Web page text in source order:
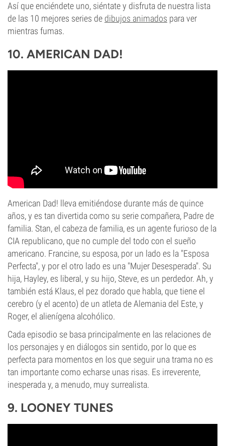
Así que enciéndete uno, siéntate y disfruta de nuestra lista
de las 10 mejores series de dibujos animados para ver
mientras fumas.
10. AMERICAN DAD!
American Dad! lleva emitiéndose durante más de quince
años, y es tan divertida como su serie compañera, Padre de
familia. Stan, el cabeza de familia, es un agente furioso de la
CIA republicano, que no cumple del todo con el sueño
americano. Francine, su esposa, por un lado es la "Esposa
Perfecta", y por el otro lado es una "Mujer Desesperada". Su
hija, Hayley, es liberal, y su hijo, Steve, es un perdedor. Ah, y
también está Klaus, el pez dorado que habla, que tiene el
cerebro (y el acento) de un atleta de Alemania del Este, y
Roger, el alienígena alcohólico.
Cada episodio se basa principalmente en las relaciones de
los personajes y en diálogos sin sentido, por lo que es
perfecta para momentos en los que seguir una trama no es
tan importante como echarse unas risas. Es irreverente,
inesperada y, a menudo, muy surrealista.
9. LOONEY TUNES